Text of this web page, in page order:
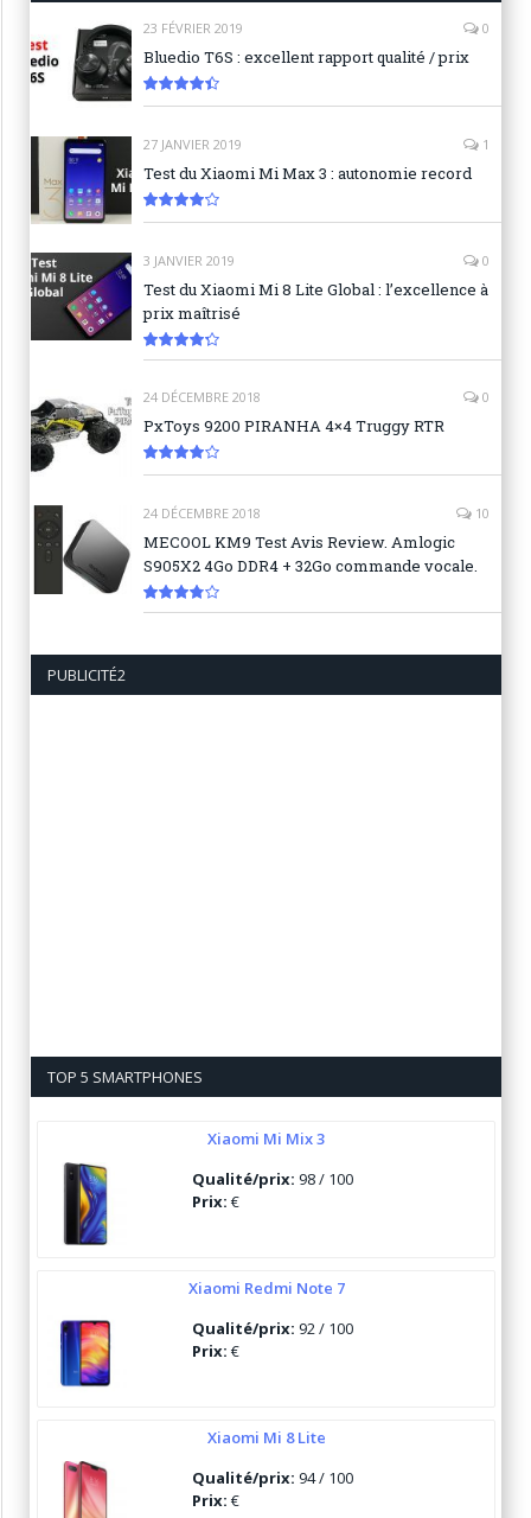
23 FÉVRIER 2019 0
Bluedio T6S : excellent rapport qualité / prix
8.9
27 JANVIER 2019 1
Test du Xiaomi Mi Max 3 : autonomie record
8.3
3 JANVIER 2019 0
Test du Xiaomi Mi 8 Lite Global : l’excellence à
prix maîtrisé
24 DÉCEMBRE 2018 0
PxToys 9200 PIRANHA 4×4 Truggy RTR
8.1
24 DÉCEMBRE 2018 10
MECOOL KM9 Test Avis Review. Amlogic
S905X2 4Go DDR4 + 32Go commande vocale.
PUBLICITÉ2
TOP 5 SMARTPHONES
Xiaomi Mi Mix 3
Qualité/prix: 98 / 100
Prix: €
Xiaomi Redmi Note 7
Qualité/prix: 92 / 100
Prix: €
Xiaomi Mi 8 Lite
Qualité/prix: 94 / 100
Prix: €